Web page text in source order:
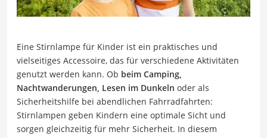
Eine Stirnlampe für Kinder ist ein praktisches und
vielseitiges Accessoire, das für verschiedene Aktivitäten
genutzt werden kann. Ob beim Camping,
Nachtwanderungen, Lesen im Dunkeln oder als
Sicherheitshilfe bei abendlichen Fahrradfahrten:
Stirnlampen geben Kindern eine optimale Sicht und
sorgen gleichzeitig für mehr Sicherheit. In diesem